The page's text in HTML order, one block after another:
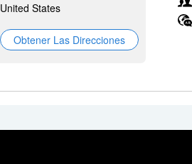
United States
Obtener Las Direcciones